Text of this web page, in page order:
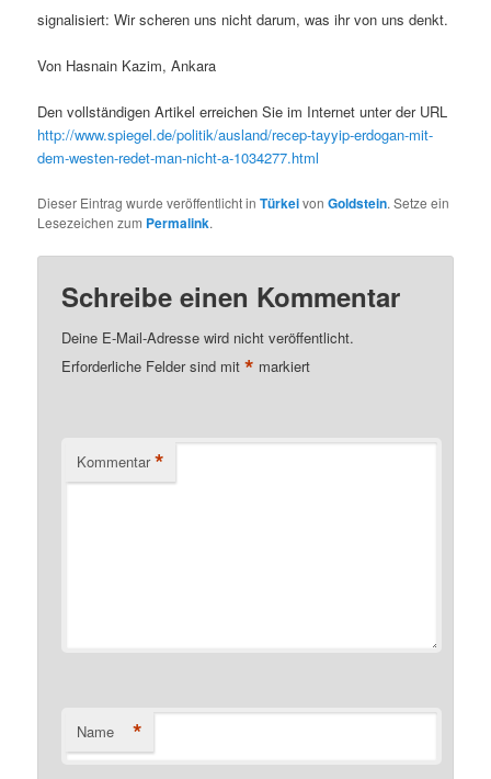
signalisiert: Wir scheren uns nicht darum, was ihr von uns denkt.
Von Hasnain Kazim, Ankara
Den vollständigen Artikel erreichen Sie im Internet unter der URL
http://www.spiegel.de/politik/ausland/recep-tayyip-erdogan-mit-
dem-westen-redet-man-nicht-a-1034277.html
Dieser Eintrag wurde veröffentlicht inTürkeivonGoldstein. Setze ein
Lesezeichen zum Permalink.
Schreibe einen Kommentar
Deine E-Mail-Adresse wird nicht veröffentlicht.
Erforderliche Felder sind mit* markiert
Kommentar *
Name *